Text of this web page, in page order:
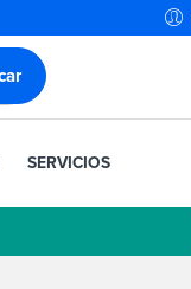
SERVICIOS